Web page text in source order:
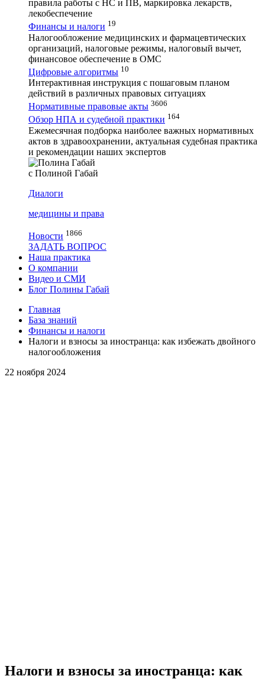
правила работы с НС и ПВ, маркировка лекарств,
лекобеспечение
Финансы и налоги 19
Налогообложение медицинских и фармацевтических
организаций, налоговые режимы, налоговый вычет,
финансовое обеспечение в ОМС
Цифровые алгоритмы 10
Интерактивная инструкция с пошаговым планом
действий в различных правовых ситуациях
Нормативные правовые акты 3606
Обзор НПА и судебной практики 164
Ежемесячная подборка наиболее важных нормативных
актов в здравоохранении, актуальная судебная практика
и рекомендации наших экспертов
с Полиной Габай
Диалоги
медицины и права
Новости 1866
ЗАДАТЬ ВОПРОС
Наша практика
О компании
Видео и СМИ
Блог Полины Габай
Главная
База знаний
Финансы и налоги
Налоги и взносы за иностранца: как избежать двойного
налогообложения
22 ноября 2024
Налоги и взносы за иностранца: как